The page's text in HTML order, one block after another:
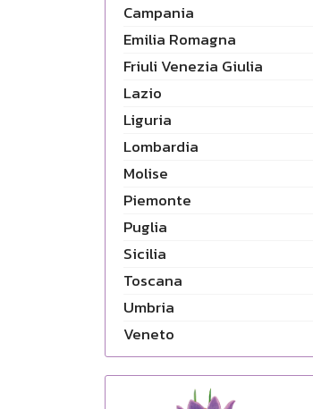
Campania
Emilia Romagna
Friuli Venezia Giulia
Lazio
Liguria
Lombardia
Molise
Piemonte
Puglia
Sicilia
Toscana
Umbria
Veneto